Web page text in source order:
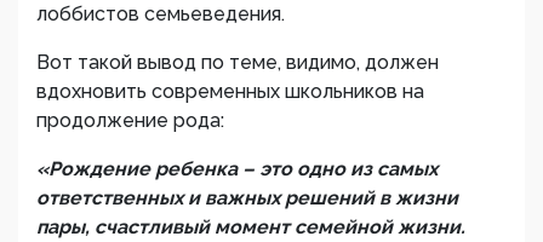
лоббистов семьеведения.
Вот такой вывод по теме, видимо, должен
вдохновить современных школьников на
продолжение рода:
«Рождение ребенка – это одно из самых
ответственных и важных решений в жизни
пары, счастливый момент семейной жизни.